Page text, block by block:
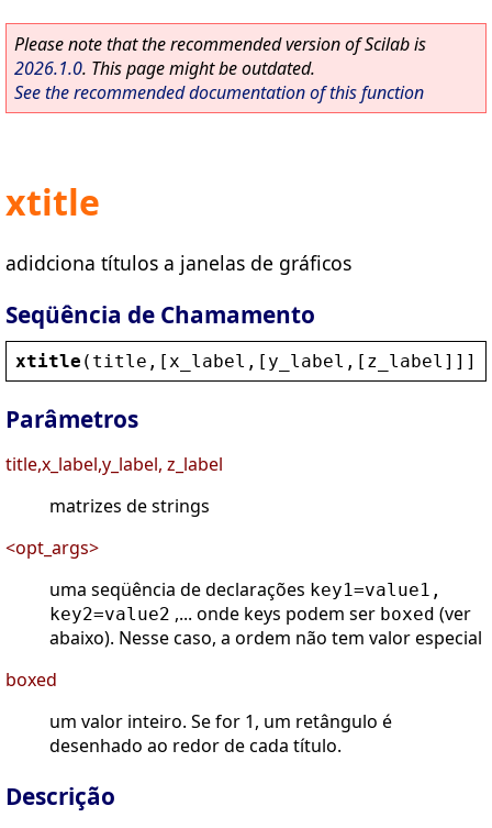
Please note that the recommended version of Scilab is
2026.1.0. This page might be outdated.
See the recommended documentation of this function
xtitle
adidciona títulos a janelas de gráficos
Seqüência de Chamamento
xtitle ( title ,[ x_label ,[ y_label ,[ z_label ]]],
Parâmetros
title,x_label,y_label, z_label
matrizes de strings
<opt_args>
uma seqüência de declarações key1=value1,
key2=value2 ,... onde keys podem ser boxed (ver
abaixo). Nesse caso, a ordem não tem valor especial
boxed
um valor inteiro. Se for 1, um retângulo é
desenhado ao redor de cada título.
Descrição